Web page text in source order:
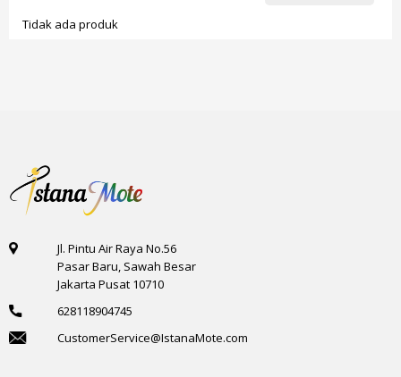
Tidak ada produk
Jl. Pintu Air Raya No.56
Pasar Baru, Sawah Besar
Jakarta Pusat 10710
628118904745
CustomerService@IstanaMote.com